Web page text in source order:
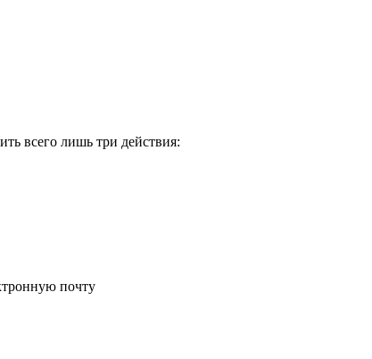
всего лишь три действия:
почту